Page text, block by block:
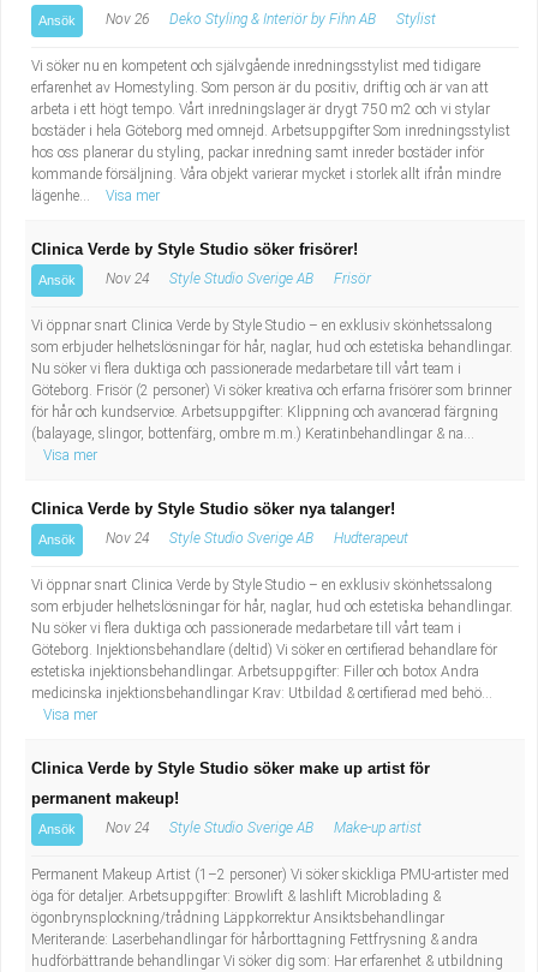
Ansök Nov 26 Deko Styling & Interiör by Fihn AB Stylist
Vi söker nu en kompetent och självgående inredningsstylist med tidigare
erfarenhet av Homestyling. Som person är du positiv, driftig och är van att
arbeta i ett högt tempo. Vårt inredningslager är drygt 750 m2 och vi stylar
bostäder i hela Göteborg med omnejd. Arbetsuppgifter Som inredningsstylist
hos oss planerar du styling, packar inredning samt inreder bostäder inför
kommande försäljning. Våra objekt varierar mycket i storlek allt ifrån mindre
lägenhe...
Visa mer
Clinica Verde by Style Studio söker frisörer!
Ansök Nov 24 Style Studio Sverige AB Frisör
Vi öppnar snart Clinica Verde by Style Studio – en exklusiv skönhetssalong
som erbjuder helhetslösningar för hår, naglar, hud och estetiska behandlingar.
Nu söker vi flera duktiga och passionerade medarbetare till vårt team i
Göteborg. Frisör (2 personer) Vi söker kreativa och erfarna frisörer som brinner
för hår och kundservice. Arbetsuppgifter: Klippning och avancerad färgning
(balayage, slingor, bottenfärg, ombre m.m.) Keratinbehandlingar & na...
Visa mer
Clinica Verde by Style Studio söker nya talanger!
Ansök Nov 24 Style Studio Sverige AB Hudterapeut
Vi öppnar snart Clinica Verde by Style Studio – en exklusiv skönhetssalong
som erbjuder helhetslösningar för hår, naglar, hud och estetiska behandlingar.
Nu söker vi flera duktiga och passionerade medarbetare till vårt team i
Göteborg. Injektionsbehandlare (deltid) Vi söker en certifierad behandlare för
estetiska injektionsbehandlingar. Arbetsuppgifter: Filler och botox Andra
medicinska injektionsbehandlingar Krav: Utbildad & certifierad med behö...
Visa mer
Clinica Verde by Style Studio söker make up artist för
permanent makeup!
Ansök Nov 24 Style Studio Sverige AB Make-up artist
Permanent Makeup Artist (1–2 personer) Vi söker skickliga PMU-artister med
öga för detaljer. Arbetsuppgifter: Browlift & lashlift Microblading &
ögonbrynsplockning/trådning Läppkorrektur Ansiktsbehandlingar
Meriterande: Laserbehandlingar för hårborttagning Fettfrysning & andra
hudförbättrande behandlingar Vi söker dig som: Har erfarenhet & utbildning